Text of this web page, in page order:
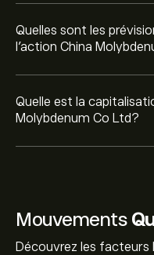
Quelles sont les
l'action China
Quelle est la
Molybdenum Co Ltd?
Mouvements
Découvrez les facteurs